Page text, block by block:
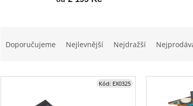
n
Doporučujeme Nejlevnější Nejdražší
V
Kód: EX0325